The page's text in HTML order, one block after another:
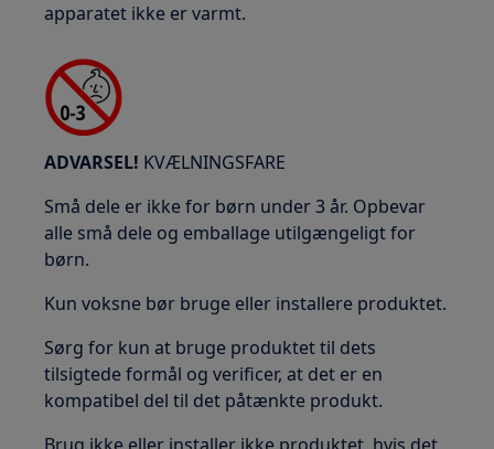
apparatet ikke er varmt.
ADVARSEL! KVÆLNINGSFARE
Små dele er ikke for børn under 3 år. Opbevar
alle små dele og emballage utilgængeligt for
børn.
Kun voksne bør bruge eller installere produktet.
Sørg for kun at bruge produktet til dets
tilsigtede formål og verificer, at det er en
kompatibel del til det påtænkte produkt.